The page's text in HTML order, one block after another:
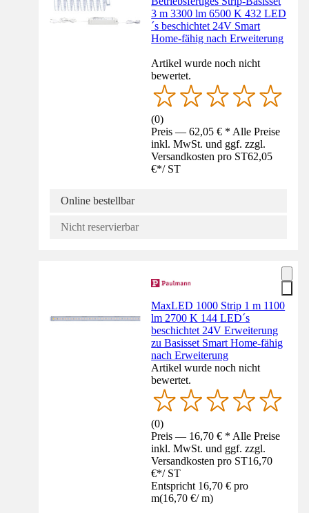
3 m 3300 lm 6500 K 432 LED
´s beschichtet 24V Smart
Home-fähig nach Erweiterung
Artikel wurde noch nicht
bewertet.
(0)
Preis — 62,05 € * Alle Preise
inkl. MwSt. und ggf. zzgl.
Versandkosten pro ST62,05
€*/ ST
Online bestellbar
Nicht reservierbar
MaxLED 1000 Strip 1 m 1100
lm 2700 K 144 LED´s
beschichtet 24V Erweiterung
zu Basisset Smart Home-fähig
nach Erweiterung
Artikel wurde noch nicht
bewertet.
(0)
Preis — 16,70 € * Alle Preise
inkl. MwSt. und ggf. zzgl.
Versandkosten pro ST16,70
€*/ ST
Entspricht 16,70 € pro
m(16,70 €/ m)